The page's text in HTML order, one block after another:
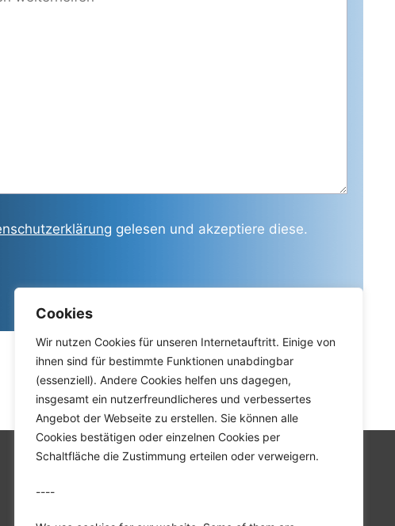
Cookies
Wir nutzen Cookies für unseren Internetauftritt. Einige von
ihnen sind für bestimmte Funktionen unabdingbar
(essenziell). Andere Cookies helfen uns dagegen,
insgesamt ein nutzerfreundlicheres und verbessertes
Angebot der Webseite zu erstellen. Sie können alle
Cookies bestätigen oder einzelnen Cookies per
Schaltfläche die Zustimmung erteilen oder verweigern.
----
gelesen und akzeptiere diese.